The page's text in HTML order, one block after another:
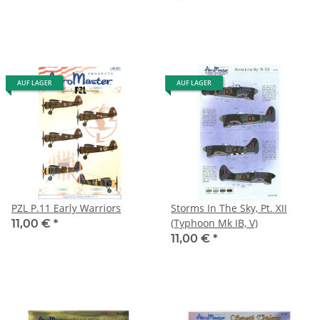
AUF LAGER
PZL P.11 Early Warriors
11,00 € *
AUF LAGER
Storms In The Sky, Pt. XII
(Typhoon Mk IB, V)
11,00 € *